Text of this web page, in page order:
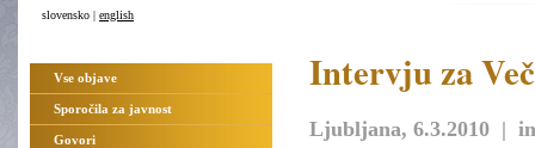
slovensko | english
Intervju za
Ljubljana, 6.3.2010 |
Vse objave
Sporočila za javnost
Govori